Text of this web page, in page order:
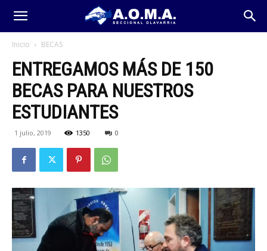
Inicio BECAS
ENTREGAMOS MÁS DE 150
BECAS PARA NUESTROS
ESTUDIANTES
1 julio, 2019 1350 0